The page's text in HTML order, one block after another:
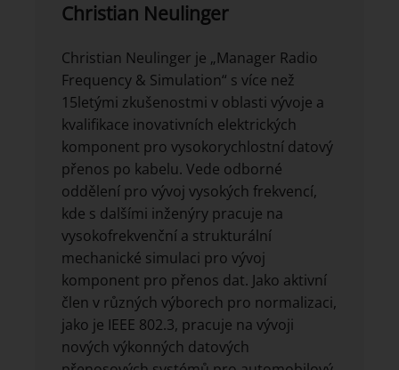
Christian Neulinger
Christian Neulinger je „Manager Radio
Frequency & Simulation“ s více než
15letými zkušenostmi v oblasti vývoje a
kvalifikace inovativních elektrických
komponent pro vysokorychlostní datový
přenos po kabelu. Vede odborné
oddělení pro vývoj vysokých frekvencí,
kde s dalšími inženýry pracuje na
vysokofrekvenční a strukturální
mechanické simulaci pro vývoj
komponent pro přenos dat. Jako aktivní
člen v různých výborech pro normalizaci,
jako je IEEE 802.3, pracuje na vývoji
nových výkonných datových